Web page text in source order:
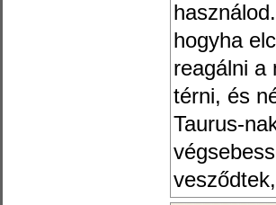
hogyha
reagálni a
térni, és
Taurus-